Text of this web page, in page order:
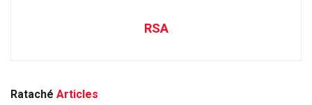
RSA
Rataché Articles